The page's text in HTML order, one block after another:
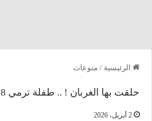
الرئيسية / منوعات
حلقت بها الغربان ! .. طفلة ترمي 88 ألف دولار من النافذة
2 أبريل، 2026